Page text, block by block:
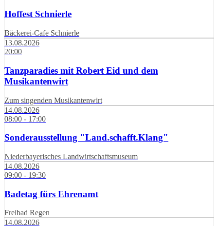
Hoffest Schnierle
Bäckerei-Cafe Schnierle
13.08.2026
20:00
Tanzparadies mit Robert Eid und dem
Musikantenwirt
Zum singenden Musikantenwirt
14.08.2026
08:00 - 17:00
Sonderausstellung "Land.schafft.Klang"
Niederbayerisches Landwirtschaftsmuseum
14.08.2026
09:00 - 19:30
Badetag fürs Ehrenamt
Freibad Regen
14.08.2026